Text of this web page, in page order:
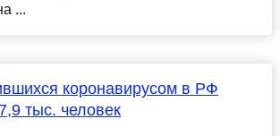
...
коронавирусом в РФ
тыс. человек